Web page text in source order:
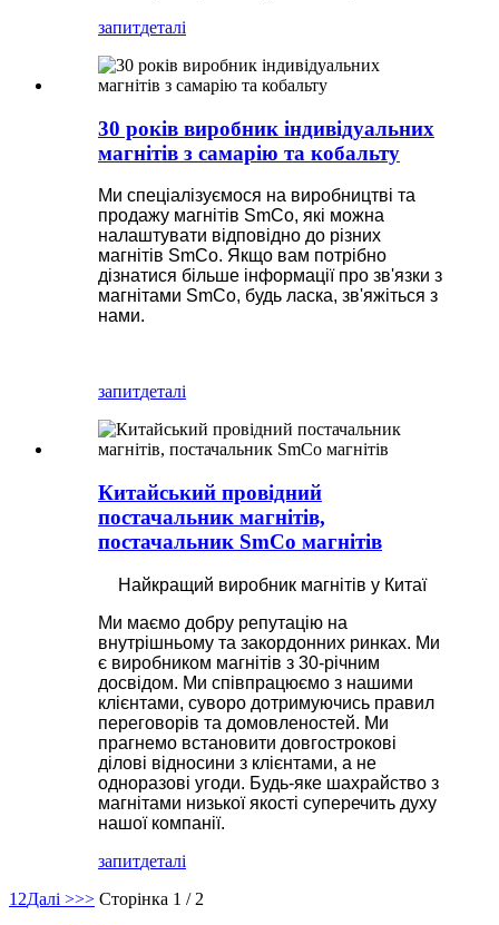
запитдеталі
30 років виробник індивідуальних
магнітів з самарію та кобальту
Ми спеціалізуємося на виробництві та
продажу магнітів SmCo, які можна
налаштувати відповідно до різних
магнітів SmCo. Якщо вам потрібно
дізнатися більше інформації про зв'язки з
магнітами SmCo, будь ласка, зв'яжіться з
нами.
запитдеталі
Китайський провідний
постачальник магнітів,
постачальник SmCo магнітів
Найкращий виробник магнітів у Китаї
Ми маємо добру репутацію на
внутрішньому та закордонних ринках. Ми
є виробником магнітів з 30-річним
досвідом. Ми співпрацюємо з нашими
клієнтами, суворо дотримуючись правил
переговорів та домовленостей. Ми
прагнемо встановити довгострокові
ділові відносини з клієнтами, а не
одноразові угоди. Будь-яке шахрайство з
магнітами низької якості суперечить духу
нашої компанії.
запитдеталі
1 2Далі >>> Сторінка 1 / 2